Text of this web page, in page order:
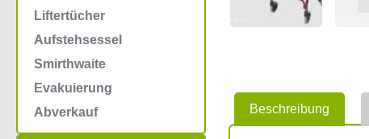
Liftertücher
Aufstehsessel
Smirthwaite
Evakuierung
Abverkauf
Beschreibung